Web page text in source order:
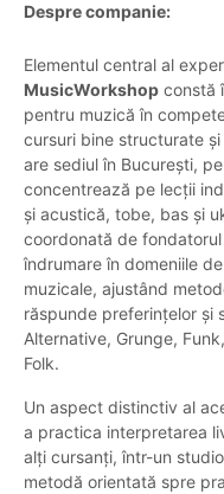
Despre companie:
Elementul central al
MusicWorkshop constă
pentru muzică în
cursuri bine structurate
are sediul în București,
concentrează pe lecții
și acustică, tobe, bas și
coordonată de
îndrumare în domeniile
muzicale, ajustând
răspunde preferințelor și
Alternative, Grunge,
Folk.
Un aspect distinctiv al
a practica interpretarea
alți cursanți, într-un
metodă orientată spre